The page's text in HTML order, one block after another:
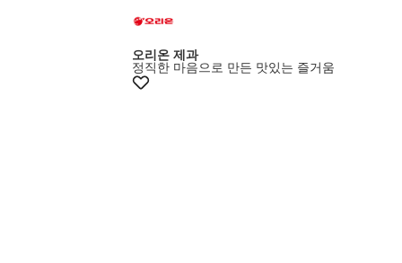
오리온 제과
정직한 마음으로 만든 맛있는 즐거움